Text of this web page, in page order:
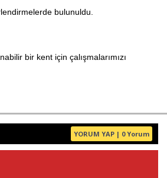
bulunuldu.
bir kent için çalışmalarımızı
YORUM YAP | 0 Yorum